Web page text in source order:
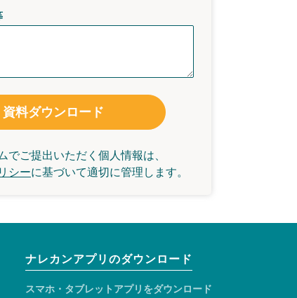
資料ダウンロード
でご提出いただく個人情報は、
シーに基づいて適切に管理します。
ナレカンアプリのダウンロード
スマホ・タブレットアプリをダウンロード